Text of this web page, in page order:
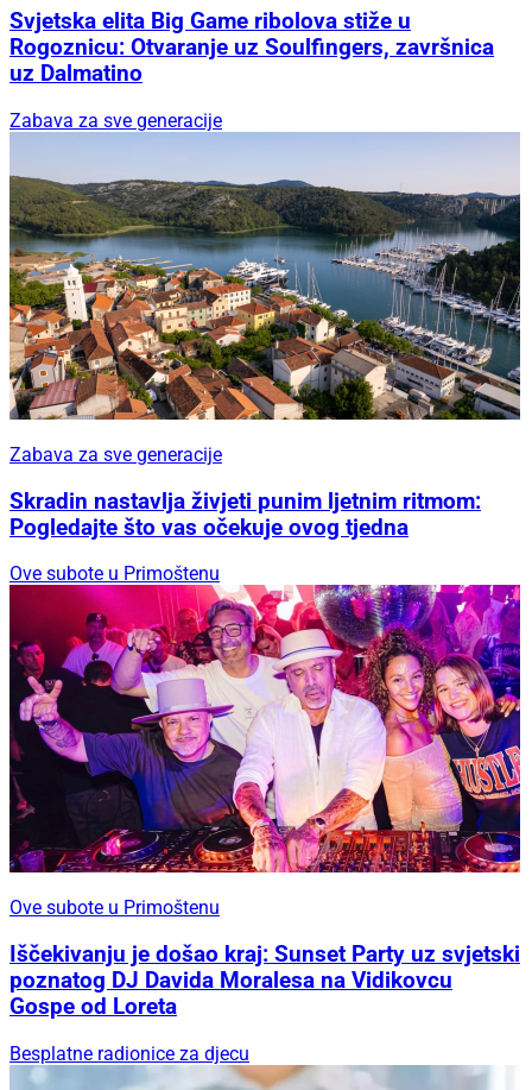
Svjetska elita Big Game ribolova stiže u
Rogoznicu: Otvaranje uz Soulfingers, završnica
uz Dalmatino
Zabava za sve generacije
Zabava za sve generacije
Skradin nastavlja živjeti punim ljetnim ritmom:
Pogledajte što vas očekuje ovog tjedna
Ove subote u Primoštenu
Ove subote u Primoštenu
Iščekivanju je došao kraj: Sunset Party uz svjetski
poznatog DJ Davida Moralesa na Vidikovcu
Gospe od Loreta
Besplatne radionice za djecu